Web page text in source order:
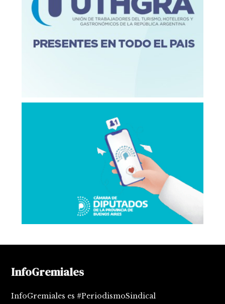
InfoGremiales
InfoGremiales es #PeriodismoSindical